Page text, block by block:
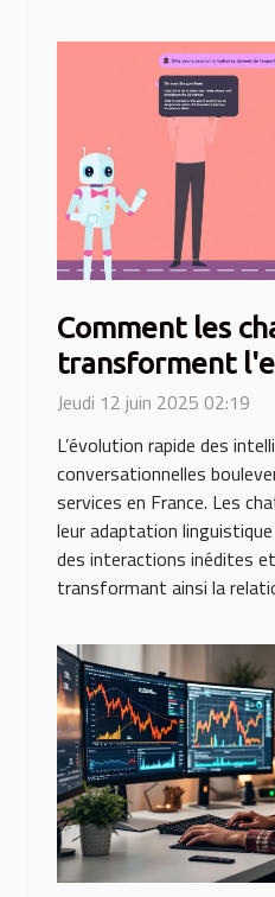
Comment les
transforment
client dans le
services
Jeudi 12 juin 2025 02:19
L’évolution rapide des
conversationnelles
services en France. Les
leur adaptation
des interactions inédites
transformant ainsi la